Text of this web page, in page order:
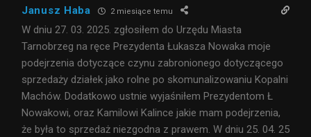
Janusz Haba 2 miesiące temu
W dniu 27. 03. 2025. zgłosiłem do Urzędu Miasta
Tarnobrzeg na ręce Prezydenta Łukasza Nowaka moje
podejrzenia dotyczące czynu zabronionego dotyczącego
sprzedaży działek jako rolne po skomunalizowaniu Kopalni
Machów. Dodatkowo ustnie wyjaśniłem Prezydentom Ł
Nowakowi, oraz Kamilowi Kalince jakie mam podejrzenia,
że była to sprzedaż niezgodna z prawem. W dniu 25. 04. 25